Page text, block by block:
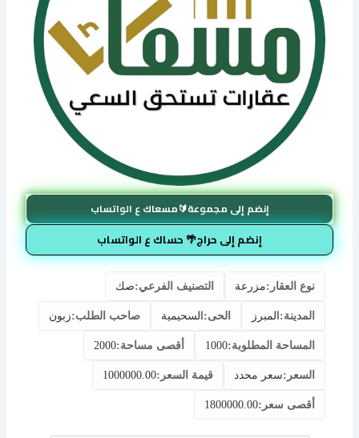
إنضم إلى مجموعة🔰مسعاك ع الواتساب
إنضم إلى حراج🌴 حساك ع الواتساب
نوع العقار:مزرعة التصنيف الفرعي:صك
المدينة:المبرز الحى:السحيمية صاحب الطلب:زبون
المساحة المطلوبة:1000 أقصى مساحة:2000
السعر:سعر محدد قيمة السعر:1000000.00
أقصى سعر:1800000.00